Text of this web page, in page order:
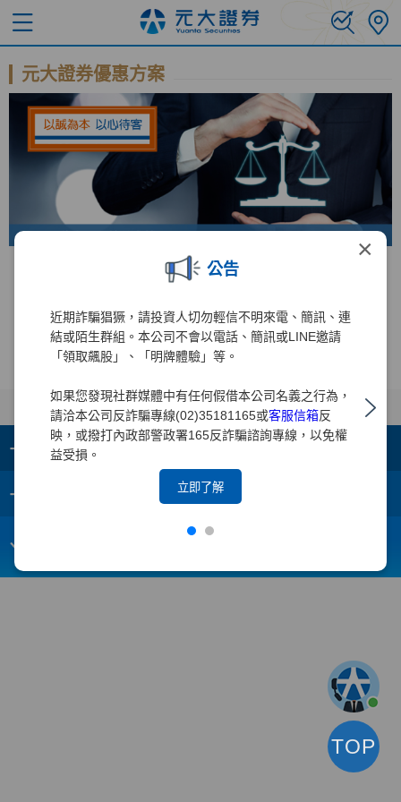
×
公告
近期詐騙猖獗，請投資人切勿輕信不明來電、簡訊、連
結或陌生群組。本公司不會以電話、簡訊或LINE邀請
「領取飆股」、「明牌體驗」等。
如果您發現社群媒體中有任何假借本公司名義之行為，
請洽本公司反詐騙專線(02)35181165或客服信箱反
映，或撥打內政部警政署165反詐騙諮詢專線，以免權
益受損。
立即了解
元大證券優惠方案
錢進美股直達車 手續費免比價
+ 集團成員
+
webmaster@yuanta.com
TOP